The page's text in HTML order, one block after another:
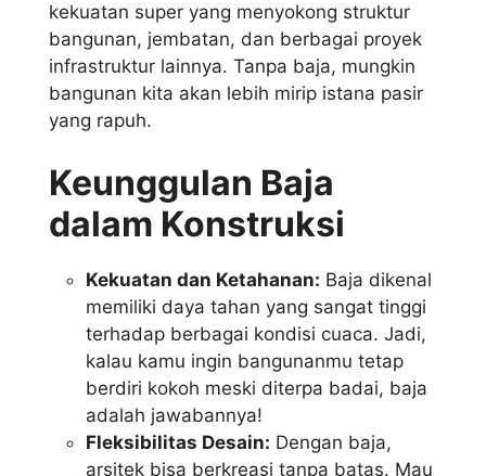
kekuatan super yang menyokong struktur
bangunan, jembatan, dan berbagai proyek
infrastruktur lainnya. Tanpa baja, mungkin
bangunan kita akan lebih mirip istana pasir
yang rapuh.
Keunggulan Baja
dalam Konstruksi
Kekuatan dan Ketahanan: Baja dikenal
memiliki daya tahan yang sangat tinggi
terhadap berbagai kondisi cuaca. Jadi,
kalau kamu ingin bangunanmu tetap
berdiri kokoh meski diterpa badai, baja
adalah jawabannya!
Fleksibilitas Desain: Dengan baja,
arsitek bisa berkreasi tanpa batas. Mau